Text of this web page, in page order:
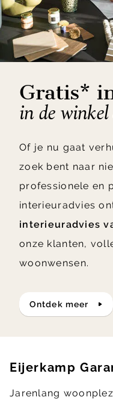
Gratis*
in de
Of je nu gaat
zoek bent naar
professionele en
interieuradvies
interieuradvies
onze klanten,
woonwensen.
ontdek meer
Eijerkamp
Jarenlang